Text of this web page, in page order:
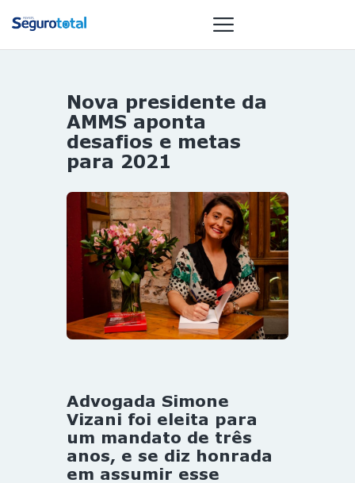
NOTÍCIAS
REVISTA
ESPECIAIS
OURO
ST SUMMIT
MULHERES
GESTORAS
HOMEST
HOME
Nova presidente da
AMMS aponta
desafios e metas
para 2021
Advogada Simone
Vizani foi eleita para
um mandato de três
anos, e se diz honrada
em assumir esse